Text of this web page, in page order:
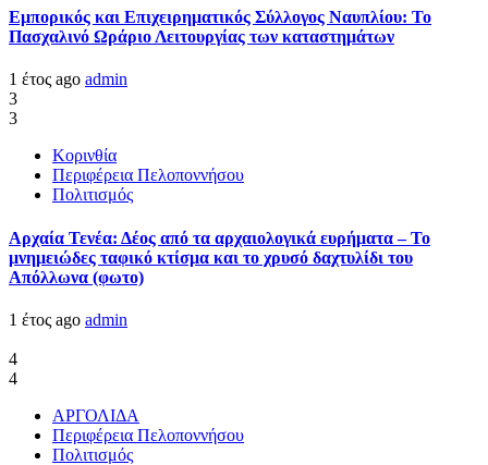
Εμπορικός και Επιχειρηματικός Σύλλογος Ναυπλίου: Το
Πασχαλινό Ωράριο Λειτουργίας των καταστημάτων
1 έτος ago admin
3
3
Κορινθία
Περιφέρεια Πελοποννήσου
Πολιτισμός
Αρχαία Τενέα: Δέος από τα αρχαιολογικά ευρήματα – Το
μνημειώδες ταφικό κτίσμα και το χρυσό δαχτυλίδι του
Απόλλωνα (φωτο)
1 έτος ago admin
4
4
ΑΡΓΟΛΙΔΑ
Περιφέρεια Πελοποννήσου
Πολιτισμός